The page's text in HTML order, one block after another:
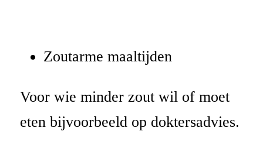
Zoutarme maaltijden
Voor wie minder zout wil of moet
eten bijvoorbeeld op doktersadvies.